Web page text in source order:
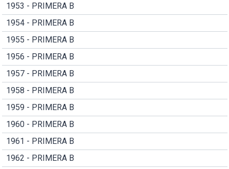
1953 - PRIMERA B
1954 - PRIMERA B
1955 - PRIMERA B
1956 - PRIMERA B
1957 - PRIMERA B
1958 - PRIMERA B
1959 - PRIMERA B
1960 - PRIMERA B
1961 - PRIMERA B
1962 - PRIMERA B